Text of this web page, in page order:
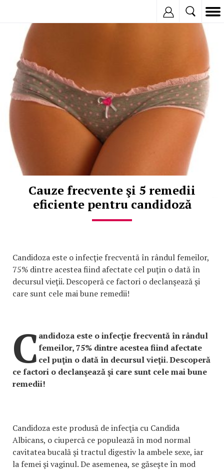
© Copyright: iStockphoto
Cauze frecvente şi 5 remedii
eficiente pentru candidoză
Candidoza este o infecţie frecventă în rândul femeilor,
75% dintre acestea fiind afectate cel puţin o dată în
decursul vieţii. Descoperă ce factori o declanşează şi
care sunt cele mai bune remedii!
C andidoza este o infecţie frecventă în rândul
femeilor, 75% dintre acestea fiind afectate
cel puţin o dată în decursul vieţii. Descoperă
ce factori o declanşează şi care sunt cele mai bune
remedii!
Candidoza este produsă de infecţia cu Candida
Albicans, o ciupercă ce populează în mod normal
cavitatea bucală şi tractul digestiv la ambele sexe, iar
la femei şi vaginul. De asemenea, se găseşte în mod